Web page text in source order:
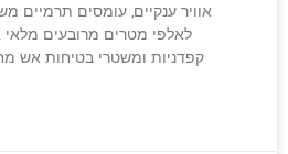
אוויר ענקיים, עומסים תרמיים
לאלפי מטרים מרובעים מלאי
קפדניות ומשטרי בטיחות אש